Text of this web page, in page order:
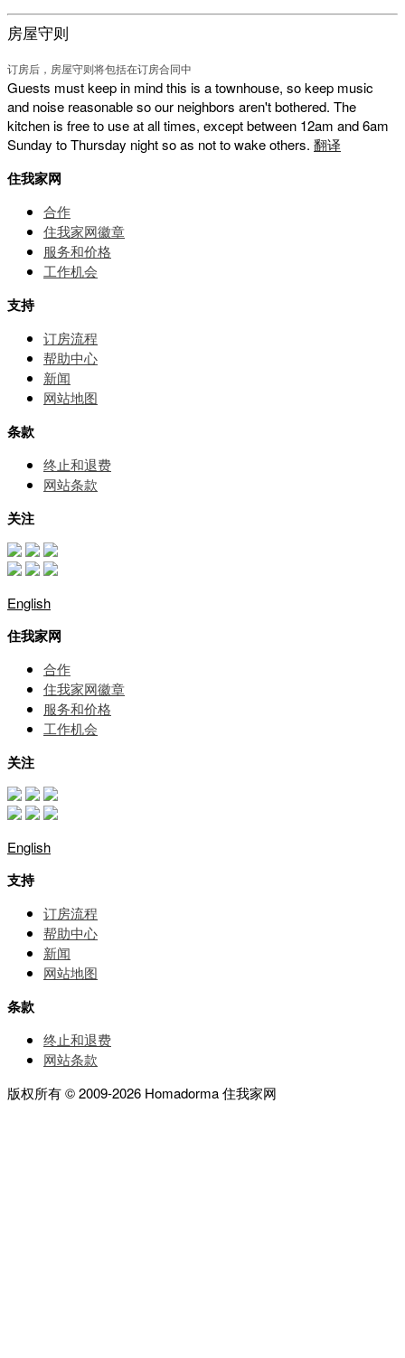
房屋守则
订房后，房屋守则将包括在订房合同中
Guests must keep in mind this is a townhouse, so keep music
and noise reasonable so our neighbors aren't bothered. The
kitchen is free to use at all times, except between 12am and 6am
Sunday to Thursday night so as not to wake others. 翻译
住我家网
合作
住我家网徽章
服务和价格
⼯作机会
支持
订房流程
帮助中⼼
新闻
网站地图
条款
终止和退费
网站条款
关注
English
住我家网
合作
住我家网徽章
服务和价格
⼯作机会
关注
English
支持
订房流程
帮助中⼼
新闻
网站地图
条款
终止和退费
网站条款
版权所有 © 2009-2026 Homadorma 住我家网